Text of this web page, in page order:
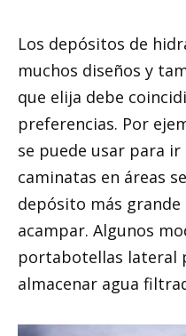
Los depósitos de
muchos diseños y
que elija debe
preferencias. Por
se puede usar para
caminatas en áreas
depósito más grande
acampar. Algunos
portabotellas lateral
almacenar agua